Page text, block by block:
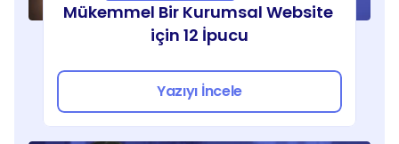
Mükemmel Bir Kurumsal Website
için 12 İpucu
Yazıyı İncele